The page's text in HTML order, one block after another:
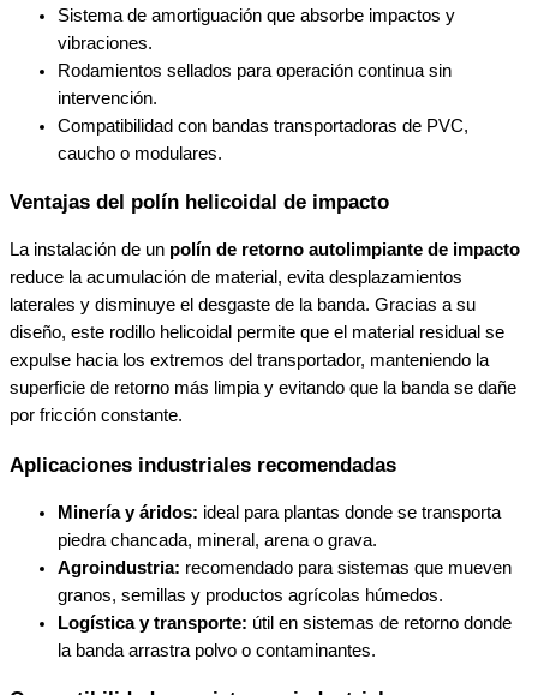
Sistema de amortiguación que absorbe impactos y
vibraciones.
Rodamientos sellados para operación continua sin
intervención.
Compatibilidad con bandas transportadoras de PVC,
caucho o modulares.
Ventajas del polín helicoidal de impacto
La instalación de un polín de retorno autolimpiante de impacto
reduce la acumulación de material, evita desplazamientos
laterales y disminuye el desgaste de la banda. Gracias a su
diseño, este rodillo helicoidal permite que el material residual se
expulse hacia los extremos del transportador, manteniendo la
superficie de retorno más limpia y evitando que la banda se dañe
por fricción constante.
Aplicaciones industriales recomendadas
Minería y áridos: ideal para plantas donde se transporta
piedra chancada, mineral, arena o grava.
Agroindustria: recomendado para sistemas que mueven
granos, semillas y productos agrícolas húmedos.
Logística y transporte: útil en sistemas de retorno donde
la banda arrastra polvo o contaminantes.